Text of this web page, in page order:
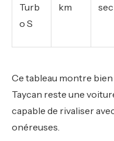
Turb
o S
km
sec
Ce tableau montre bien
Taycan reste une
capable de rivaliser
onéreuses.